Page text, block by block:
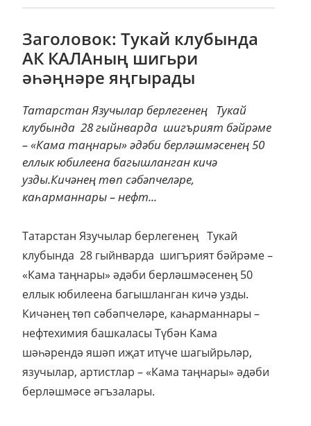
Заголовок: Тукай клубында
АК КАЛАның шигьри
әһәңнәре яңгырады
Татарстан Язучылар берлегенең Тукай
клубында 28 гыйнварда шигърият бәйрәме
– «Кама таңнары» әдәби берләшмәсенең 50
еллык юбилеена багышланган кичә
узды.Кичәнең төп сәбәпчеләре,
каһарманнары – нефт...
Татарстан Язучылар берлегенең Тукай
клубында 28 гыйнварда шигърият бәйрәме –
«Кама таңнары» әдәби берләшмәсенең 50
еллык юбилеена багышланган кичә узды.
Кичәнең төп сәбәпчеләре, каһарманнары –
нефтехимия башкаласы Түбән Кама
шәһәрендә яшәп иҗат итүче шагыйрьләр,
язучылар, артистлар – «Кама таңнары» әдәби
берләшмәсе әгъзалары.